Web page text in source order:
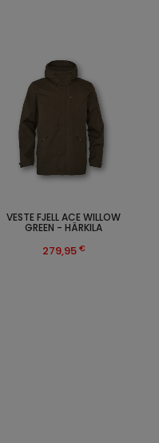
VESTE FJELL ACE WILLOW
GREEN - HÄRKILA
279,95 €